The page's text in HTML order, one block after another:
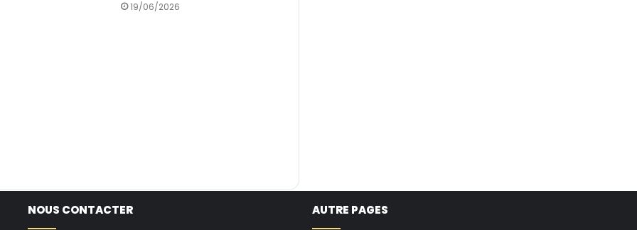
19/06/2026
NOUS CONTACTER AUTRE PAGES